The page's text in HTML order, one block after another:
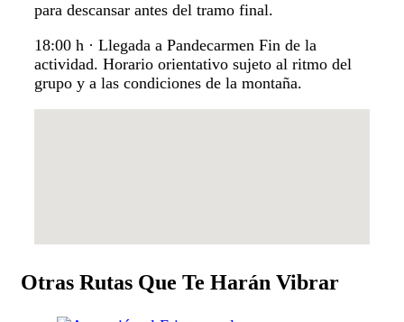
para descansar antes del tramo final.
18:00 h · Llegada a Pandecarmen Fin de la
actividad. Horario orientativo sujeto al ritmo del
grupo y a las condiciones de la montaña.
Otras Rutas Que Te Harán Vibrar